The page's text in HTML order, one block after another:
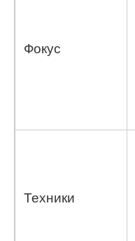
Фокус
Техники